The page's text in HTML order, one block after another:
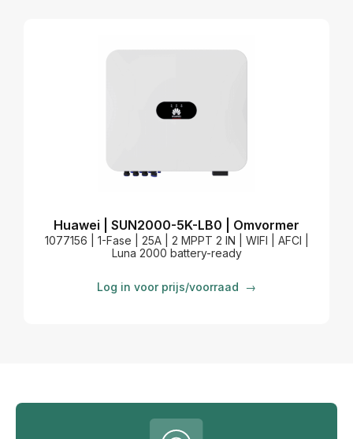
Huawei | SUN2000-5K-LB0 | Omvormer
1077156 | 1-Fase | 25A | 2 MPPT 2 IN | WIFI | AFCI |
Luna 2000 battery-ready
Log in voor prijs/voorraad →